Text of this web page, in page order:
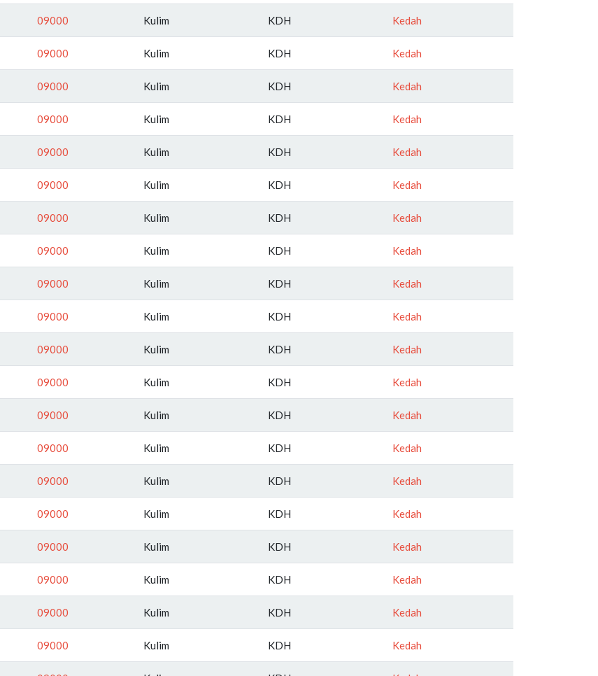
09000 Kulim KDH Kedah
09000 Kulim KDH Kedah
09000 Kulim KDH Kedah
09000 Kulim KDH Kedah
09000 Kulim KDH Kedah
09000 Kulim KDH Kedah
09000 Kulim KDH Kedah
09000 Kulim KDH Kedah
09000 Kulim KDH Kedah
09000 Kulim KDH Kedah
09000 Kulim KDH Kedah
09000 Kulim KDH Kedah
09000 Kulim KDH Kedah
09000 Kulim KDH Kedah
09000 Kulim KDH Kedah
09000 Kulim KDH Kedah
09000 Kulim KDH Kedah
09000 Kulim KDH Kedah
09000 Kulim KDH Kedah
09000 Kulim KDH Kedah